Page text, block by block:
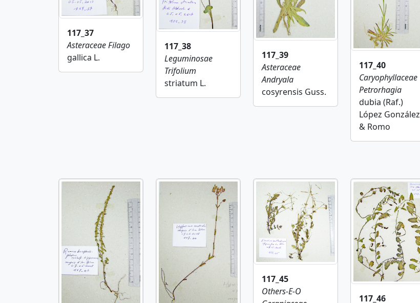
117_37
AsteraceaeFilago
gallica L.
117_38
Leguminosae
Trifolium
striatum L.
117_39
Asteraceae
Andryala
cosyrensis Guss.
117_40
Caryophyllaceae
Petrorhagia
dubia (Raf.)
López González
& Romo
117_45
Others-E-O
117_46